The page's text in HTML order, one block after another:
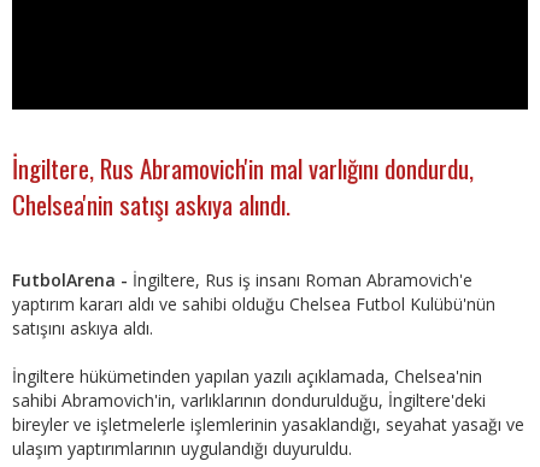
İngiltere, Rus Abramovich'in mal varlığını dondurdu,
Chelsea'nin satışı askıya alındı.
FutbolArena - İngiltere, Rus iş insanı Roman Abramovich'e
yaptırım kararı aldı ve sahibi olduğu Chelsea Futbol Kulübü'nün
satışını askıya aldı.
İngiltere hükümetinden yapılan yazılı açıklamada, Chelsea'nin
sahibi Abramovich'in, varlıklarının dondurulduğu, İngiltere'deki
bireyler ve işletmelerle işlemlerinin yasaklandığı, seyahat yasağı ve
ulaşım yaptırımlarının uygulandığı duyuruldu.